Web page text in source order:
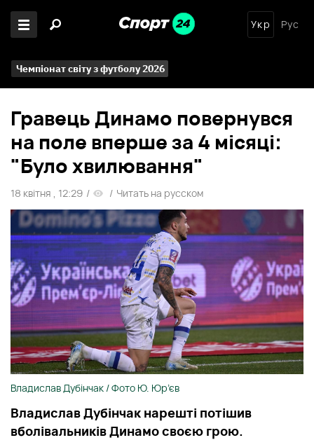
Укр Рус
Чемпіонат світу з футболу 2026
Гравець Динамо повернувся
на поле вперше за 4 місяці:
"Було хвилювання"
18 квітня , 12:29 / / Читать на русском
Владислав Дубінчак / Фото Ю. Юр’єв
Владислав Дубінчак нарешті потішив
вболівальників Динамо своєю грою.